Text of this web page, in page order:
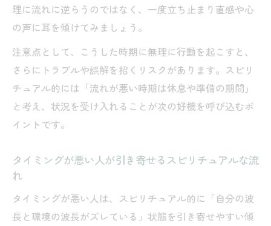
タイミングが合う人がもたらすご縁の秘密
縁の深さ
スピリチュアルで見るご縁とタイミングの
関係性
タイミングが合うスピリチュアルな人との
必要なタイミングで現れるご縁のスピリチ
やたらタイミングが合う人の縁をスピリチ
ュアルで紐解く
理に流れに逆らうのではなく、一度立ち止まり直感や心
の声に耳を傾けてみましょう。
注意点として、こうした時期に無理に行動を起こすと、
さらにトラブルや誤解を招くリスクがあります。スピリ
チュアル的には「流れが悪い時期は休息や準備の期間」
と考え、状況を受け入れることが次の好機を呼び込むポ
イントです。
タイミングが悪い人が引き寄せるスピリチュアルな流
れ
タイミングが悪い人は、スピリチュアル的に「自分の波
長と環境の波長がズレている」状態を引き寄せやすい傾